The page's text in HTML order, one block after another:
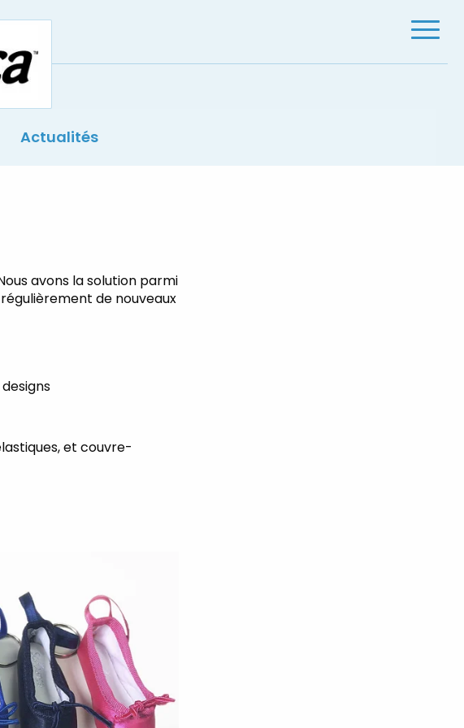
Menu
Actualités
avons la solution parmi
de nouveaux
et couvre-